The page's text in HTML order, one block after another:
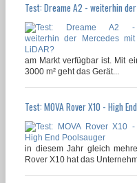
Test: Dreame A2 - weiterhin
am Markt verfügbar ist. Mit
3000 m² geht das Gerät...
Test: MOVA Rover X10 - High
in diesem Jahr gleich
Rover X10 hat das